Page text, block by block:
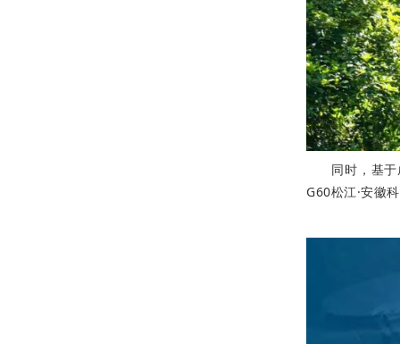
同时，基
G60松江·安徽